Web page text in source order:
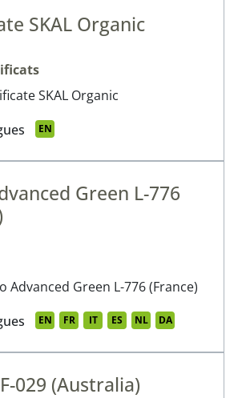
SKAL Organic
SKAL Organic
EN
Green L-776
Advanced Green L-776 (France)
EN FR IT ES NL DA
029 (Australia)